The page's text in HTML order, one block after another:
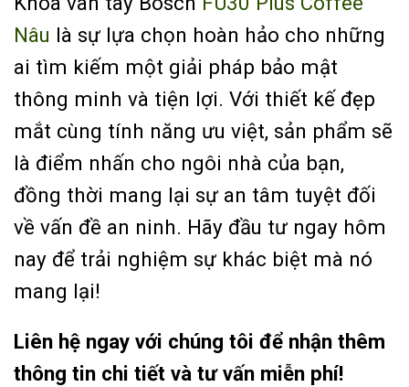
Nâu là sự lựa chọn hoàn hảo cho những
ai tìm kiếm một giải pháp bảo mật
thông minh và tiện lợi. Với thiết kế đẹp
mắt cùng tính năng ưu việt, sản phẩm sẽ
là điểm nhấn cho ngôi nhà của bạn,
đồng thời mang lại sự an tâm tuyệt đối
về vấn đề an ninh. Hãy đầu tư ngay hôm
nay để trải nghiệm sự khác biệt mà nó
mang lại!
Liên hệ ngay với chúng tôi để nhận thêm
thông tin chi tiết và tư vấn miễn phí!